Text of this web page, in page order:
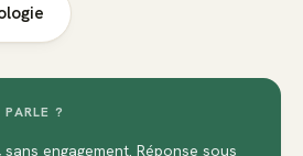
?
engagement. Réponse sous